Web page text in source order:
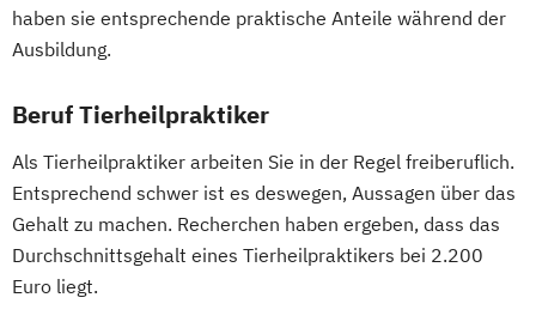
haben sie entsprechende praktische Anteile während der
Ausbildung.
Beruf Tierheilpraktiker
Als Tierheilpraktiker arbeiten Sie in der Regel freiberuflich.
Entsprechend schwer ist es deswegen, Aussagen über das
Gehalt zu machen. Recherchen haben ergeben, dass das
Durchschnittsgehalt eines Tierheilpraktikers bei 2.200
Euro liegt.